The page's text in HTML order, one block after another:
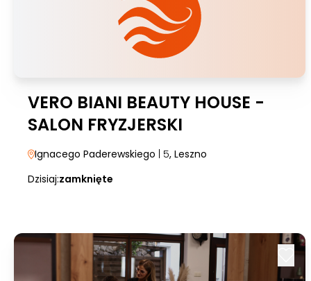
VERO BIANI BEAUTY HOUSE -
SALON FRYZJERSKI
Ignacego Paderewskiego | 5, Leszno
Dzisiaj:zamknięte